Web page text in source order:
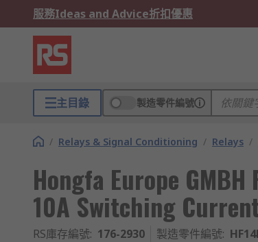
服務Ideas and Advice折扣優惠
主目錄 製造零件編號
/ Relays & Signal Conditioning / Relays /
Hongfa Europe
10A Switching
RS庫存編號: 176-2930 製造零件編號: